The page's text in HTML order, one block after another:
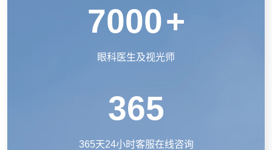
7000+
眼科医生及视光师
365
365天24小时客服在线咨询